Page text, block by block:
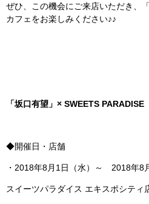
ぜひ、この機会にご来店いただき、
カフェをお楽しみください♪♪
「坂口有望」× SWEETS PARADISE
◆開催日・店舗
・2018年8月1日（水）～ 2018年8
スイーツパラダイス エキスポシティ